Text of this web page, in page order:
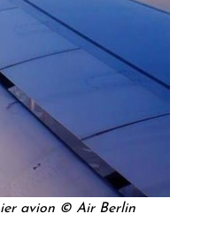
avion © Air Berlin